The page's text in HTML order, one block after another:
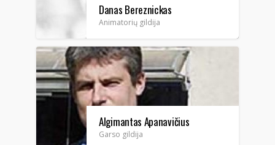
Danas Bereznickas
Animatorių gildija
Algimantas Apanavičius
(jaunesnysis)
Garso gildija